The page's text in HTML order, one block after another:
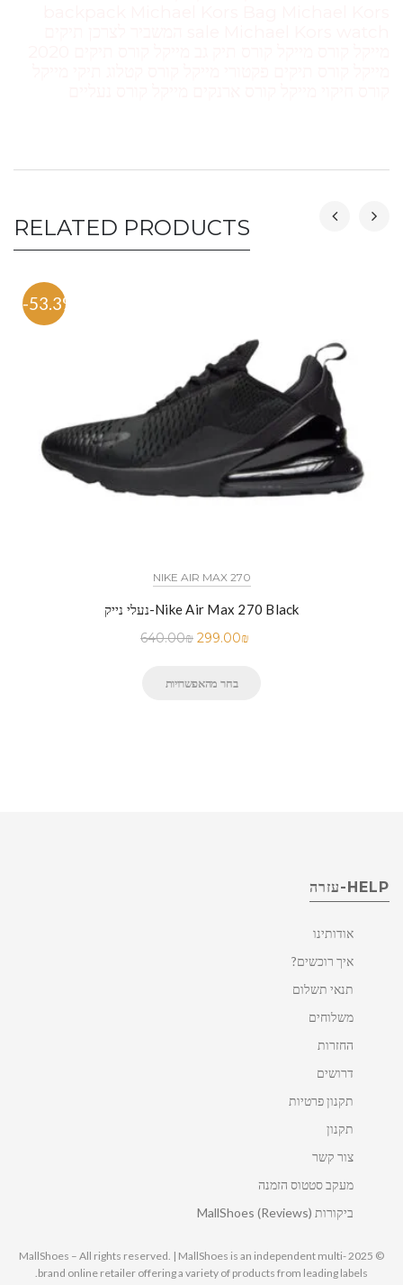
RELATED PRODUCTS
-53.3%
NIKE AIR MAX 270
נעלי נייק-Nike Air Max 270 Black
640.00₪ 299.00₪
בחר מהאפשרויות
HELP-עזרה
אודותינו
איך רוכשים?
תנאי תשלום
משלוחים
החזרות
דרושים
תקנון פרטיות
תקנון
צור קשר
מעקב סטטוס הזמנה
ביקורות MallShoes (Reviews)
© 2025 MallShoes – All rights reserved. | MallShoes is an independent multi-
brand online retailer offering a variety of products from leading labels.